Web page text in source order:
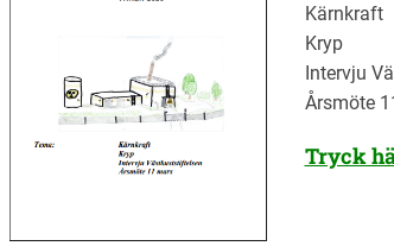
Kärnkraft
Kryp
Intervju
Årsmöte
Tryck